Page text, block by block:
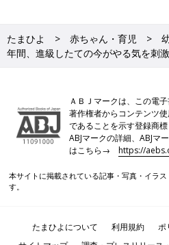
たまひよ 赤ちゃん・育児
年間、進級したての今がやる気を刺
ＡＢＪマークは、この電
著作権者からコンテンツ
であることを示す登録商
ABJマークの詳細、ABJマ
はこちら→https://
本サイトに掲載されている記事・写真・イラ
す。
たまひよについて 利用規約 ポ